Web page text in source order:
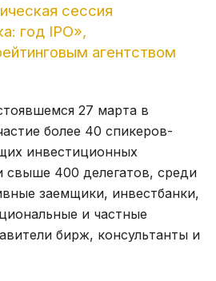
сессия
год IPO»,
агентством
27 марта в
более 40 спикеров-
инвестиционных
свыше 400 делегатов, среди
заемщики, инвестбанки,
и частные
бирж, консультанты и